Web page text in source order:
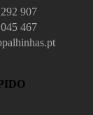
907
467